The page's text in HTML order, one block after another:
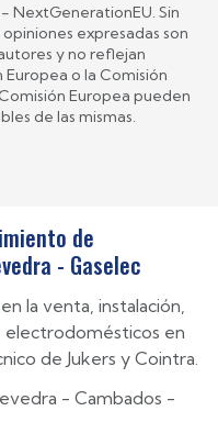
NextGenerationEU. Sin
expresadas son
y no reflejan
o la Comisión
de
- Gaselec
la venta, instalación,
de Jukers y Cointra.